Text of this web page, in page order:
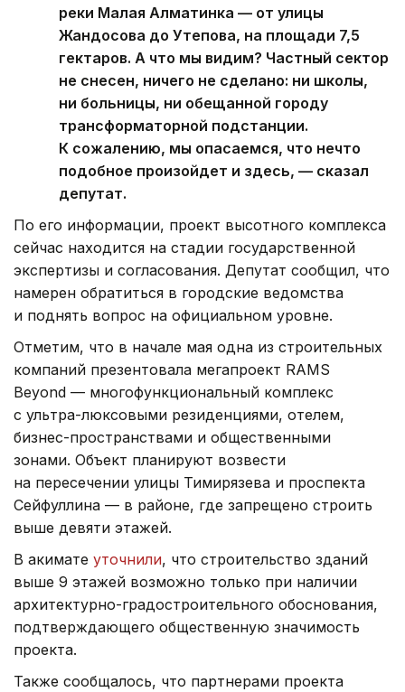
реки Малая Алматинка — от улицы
Жандосова до Утепова, на площади 7,5
гектаров. А что мы видим? Частный сектор
не снесен, ничего не сделано: ни школы,
ни больницы, ни обещанной городу
трансформаторной подстанции.
К сожалению, мы опасаемся, что нечто
подобное произойдет и здесь, — сказал
депутат.
По его информации, проект высотного комплекса
сейчас находится на стадии государственной
экспертизы и согласования. Депутат сообщил, что
намерен обратиться в городские ведомства
и поднять вопрос на официальном уровне.
Отметим, что в начале мая одна из строительных
компаний презентовала мегапроект RAMS
Beyond — многофункциональный комплекс
с ультра-люксовыми резиденциями, отелем,
бизнес-пространствами и общественными
зонами. Объект планируют возвести
на пересечении улицы Тимирязева и проспекта
Сейфуллина — в районе, где запрещено строить
выше девяти этажей.
В акимате уточнили, что строительство зданий
выше 9 этажей возможно только при наличии
архитектурно-градостроительного обоснования,
подтверждающего общественную значимость
проекта.
Также сообщалось, что партнерами проекта